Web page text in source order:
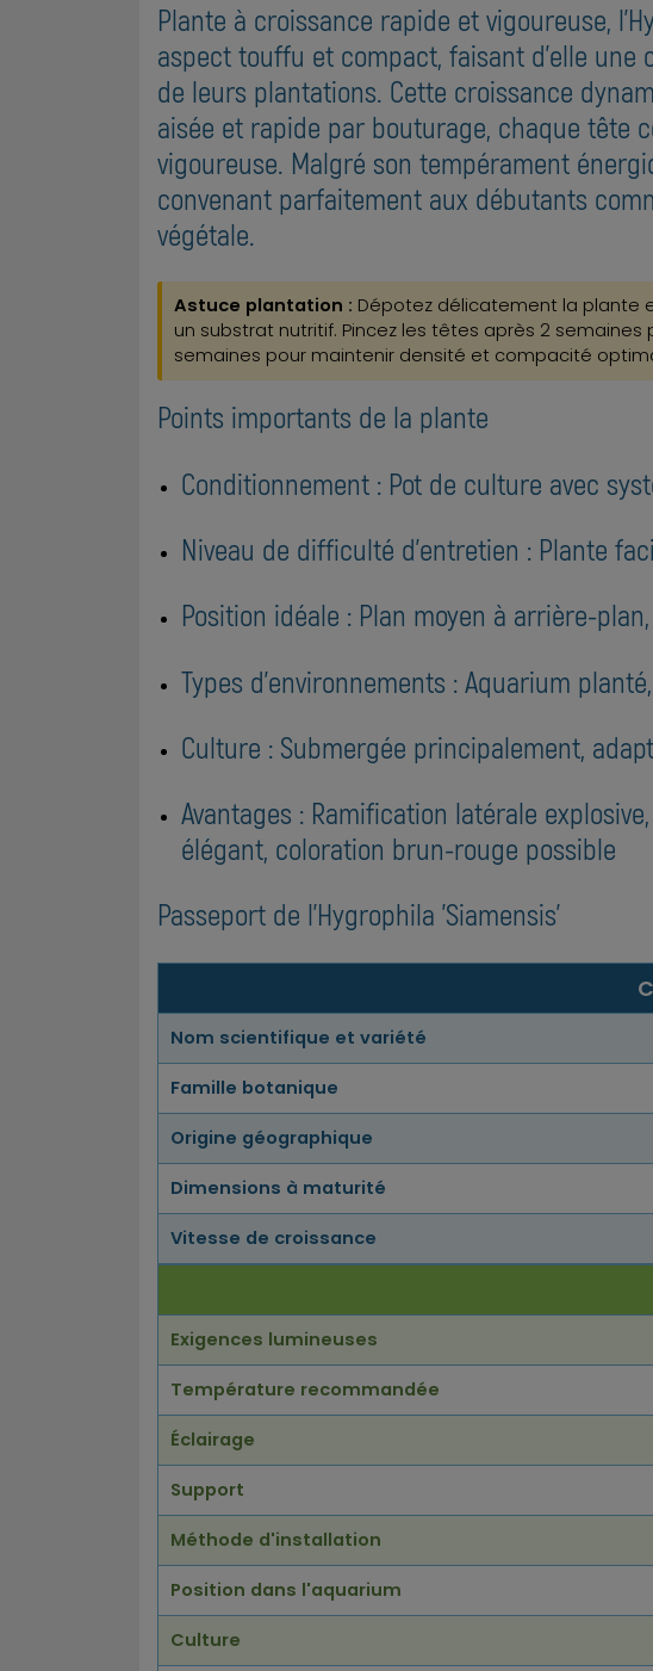
Plante à croissance rapide et vigoureuse,
aspect touffu et compact, faisant d'elle
de leurs plantations. Cette croissance
aisée et rapide par bouturage, chaque tête
vigoureuse. Malgré son tempérament
convenant parfaitement aux débutants
végétale.
Astuce plantation : Dépotez délicatement la plante
un substrat nutritif. Pincez les têtes après 2
semaines pour maintenir densité et compacité
Points importants de la plante
Conditionnement : Pot de culture avec
Niveau de difficulté d'entretien : Plante
Position idéale : Plan moyen à arrière-
Types d'environnements : Aquarium
Culture : Submergée principalement,
Avantages : Ramification latérale
élégant, coloration brun-rouge possible
Passeport de l'Hygrophila 'Siamensis'
Nom scientifique et variété
Famille botanique
Origine géographique
Dimensions à maturité
Vitesse de croissance
Exigences lumineuses
Température recommandée
Éclairage
Support
Méthode d'installation
Position dans l'aquarium
Culture